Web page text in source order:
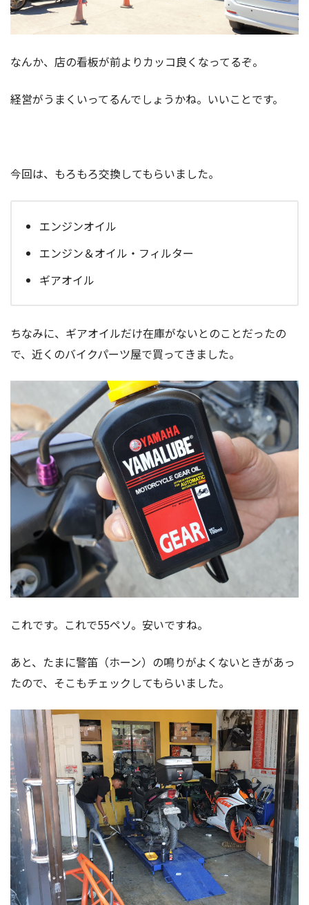
なんか、店の看板が前よりカッコ良くなってるぞ。
経営がうまくいってるんでしょうかね。いいことです。
今回は、もろもろ交換してもらいました。
エンジンオイル
エンジン＆オイル・フィルター
ギアオイル
ちなみに、ギアオイルだけ在庫がないとのことだったの
で、近くのバイクパーツ屋で買ってきました。
これです。これで55ペソ。安いですね。
あと、たまに警笛（ホーン）の鳴りがよくないときがあっ
たので、そこもチェックしてもらいました。